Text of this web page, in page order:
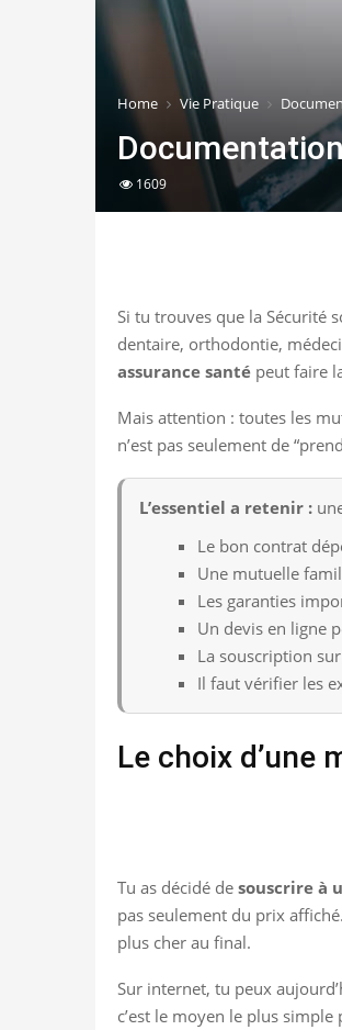
Home Vie Pratique
1609
Si tu trouves que la Sécurité
dentaire, orthodontie,
assurance santé peut faire
Mais attention : toutes les
n’est pas seulement de
L’essentiel a retenir :
Le bon contrat
Une mutuelle
Les garanties
Un devis en ligne
La souscription
Il faut vérifier les
Le choix d’une
Tu as décidé de souscrire à
pas seulement du prix
plus cher au final.
Sur internet, tu peux
c’est le moyen le plus